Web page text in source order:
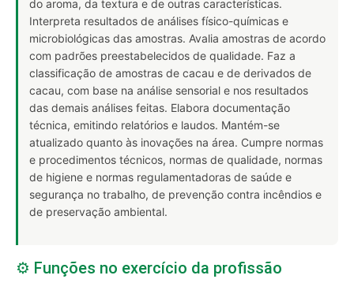
do aroma, da textura e de outras características.
Interpreta resultados de análises físico-químicas e
microbiológicas das amostras. Avalia amostras de acordo
com padrões preestabelecidos de qualidade. Faz a
classificação de amostras de cacau e de derivados de
cacau, com base na análise sensorial e nos resultados
das demais análises feitas. Elabora documentação
técnica, emitindo relatórios e laudos. Mantém-se
atualizado quanto às inovações na área. Cumpre normas
e procedimentos técnicos, normas de qualidade, normas
de higiene e normas regulamentadoras de saúde e
segurança no trabalho, de prevenção contra incêndios e
de preservação ambiental.
⚙️ Funções no exercício da profissão